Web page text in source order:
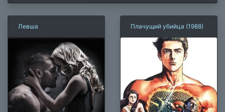
Левша Плачущий убийца (1988)